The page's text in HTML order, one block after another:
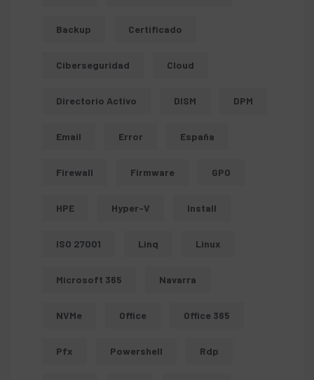
Backup Certificado
Ciberseguridad Cloud
Directorio Activo DISM DPM
Email Error España
Firewall Firmware GPO
HPE Hyper-V Install
ISO 27001 Linq Linux
Microsoft 365 Navarra
NVMe Office Office 365
Pfx Powershell Rdp